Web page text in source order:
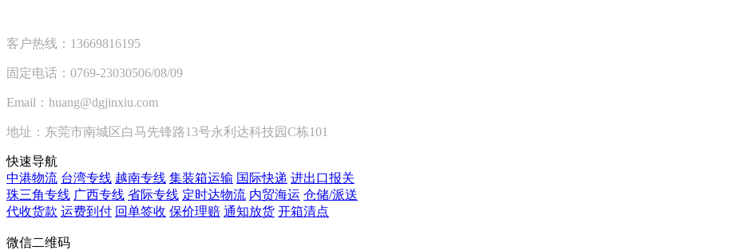
客户热线：13669816195
固定电话：0769-23030506/08/09
Email：huang@dgjinxiu.com
地址：东莞市南城区白马先锋路13号永利达科技园C栋101
快速导航
中港物流 台湾专线 越南专线 集装箱运输 国际快递 进出口报关
珠三角专线 广西专线 省际专线 定时达物流 内贸海运 仓储/派送
代收货款 运费到付 回单签收 保价理赔 通知放货 开箱清点
微信二维码